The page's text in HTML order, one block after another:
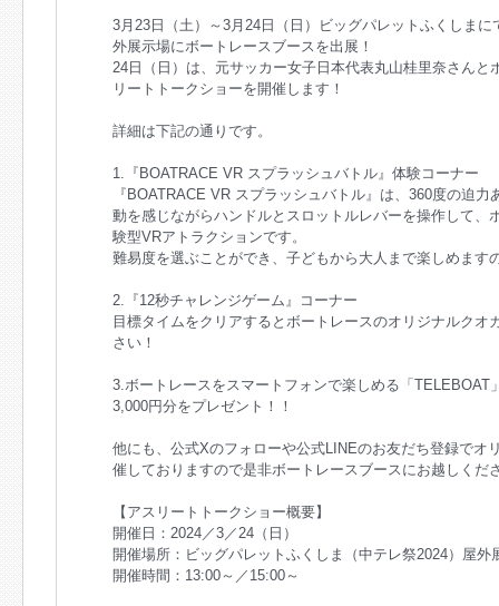
3月23日（土）～3月24日（日）ビッグパレットふくしま
外展示場にボートレースブースを出展！
24日（日）は、元サッカー女子日本代表丸山桂里奈さん
リートトークショーを開催します！
詳細は下記の通りです。
1.『BOATRACE VR スプラッシュバトル』体験コーナー
『BOATRACE VR スプラッシュバトル』は、360度の迫
動を感じながらハンドルとスロットルレバーを操作して
験型VRアトラクションです。
難易度を選ぶことができ、子どもから大人まで楽しめます
2.『12秒チャレンジゲーム』コーナー
目標タイムをクリアするとボートレースのオリジナルク
さい！
3.ボートレースをスマートフォンで楽しめる「
3,000円分をプレゼント！！
他にも、公式Xのフォローや公式LINEのお友だち登録でオ
催しておりますので是非ボートレースブースにお越しくだ
【アスリートトークショー概要】
開催日：2024／3／24（日）
開催場所：ビッグパレットふくしま（中テレ祭2024）屋外
開催時間：13:00～／15:00～